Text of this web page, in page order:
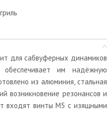
для сабвуферных динамиков
им надёжную
из алюминия, стальная
возникновение резонансов и
входят винты М5 с изящными